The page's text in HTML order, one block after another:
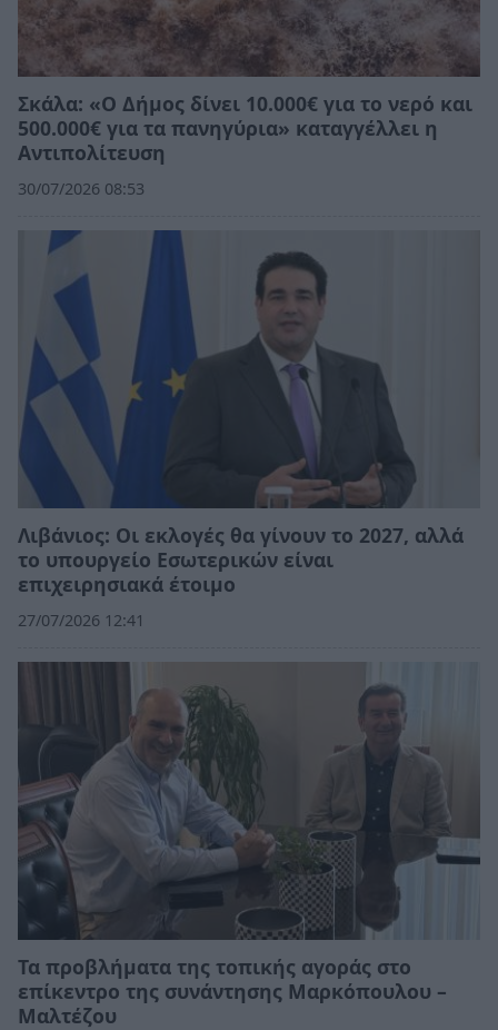
Σκάλα: «Ο Δήμος δίνει 10.000€ για το νερό και
500.000€ για τα πανηγύρια» καταγγέλλει η
Αντιπολίτευση
30/07/2026 08:53
Λιβάνιος: Οι εκλογές θα γίνουν το 2027, αλλά
το υπουργείο Εσωτερικών είναι
επιχειρησιακά έτοιμο
27/07/2026 12:41
Τα προβλήματα της τοπικής αγοράς στο
επίκεντρο της συνάντησης Μαρκόπουλου –
Μαλτέζου